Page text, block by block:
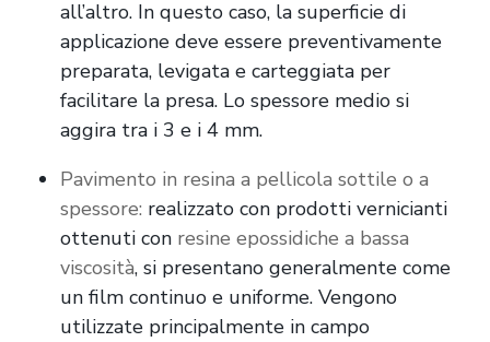
all’altro. In questo caso, la superficie di
applicazione deve essere preventivamente
preparata, levigata e carteggiata per
facilitare la presa. Lo spessore medio si
aggira tra i 3 e i 4 mm.
Pavimento in resina a pellicola sottile o a
spessore: realizzato con prodotti vernicianti
ottenuti con resine epossidiche a bassa
viscosità, si presentano generalmente come
un film continuo e uniforme. Vengono
utilizzate principalmente in campo